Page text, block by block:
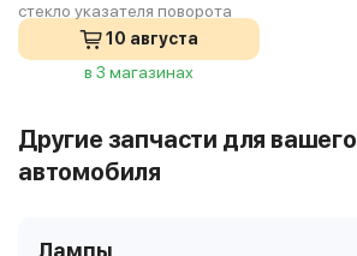
стекло указателя поворота
10 августа
в 3 магазинах
Другие запчасти для вашего
автомобиля
Лампы